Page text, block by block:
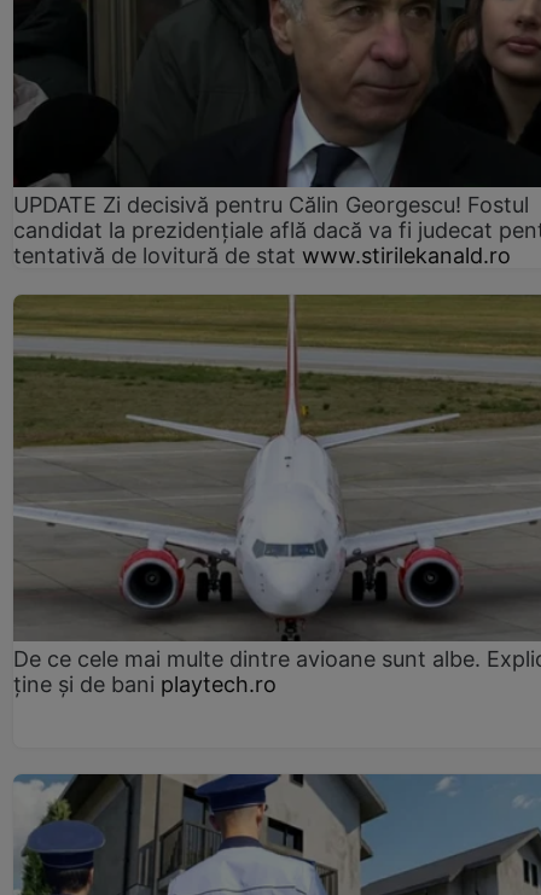
UPDATE Zi decisivă pentru Călin Georgescu! Fostul
candidat la prezidențiale află dacă va fi judecat
tentativă de lovitură de stat www.stirilekanald.ro
De ce cele mai multe dintre avioane sunt albe.
ține și de bani playtech.ro